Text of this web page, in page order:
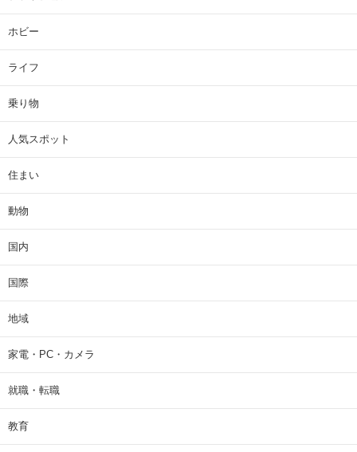
ホビー
ライフ
乗り物
人気スポット
住まい
動物
国内
国際
地域
家電・PC・カメラ
就職・転職
教育